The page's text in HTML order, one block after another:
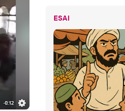
ESAI